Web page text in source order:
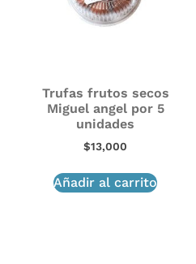
Trufas frutos secos
Miguel angel por 5
unidades
$13,000
Añadir al carrito